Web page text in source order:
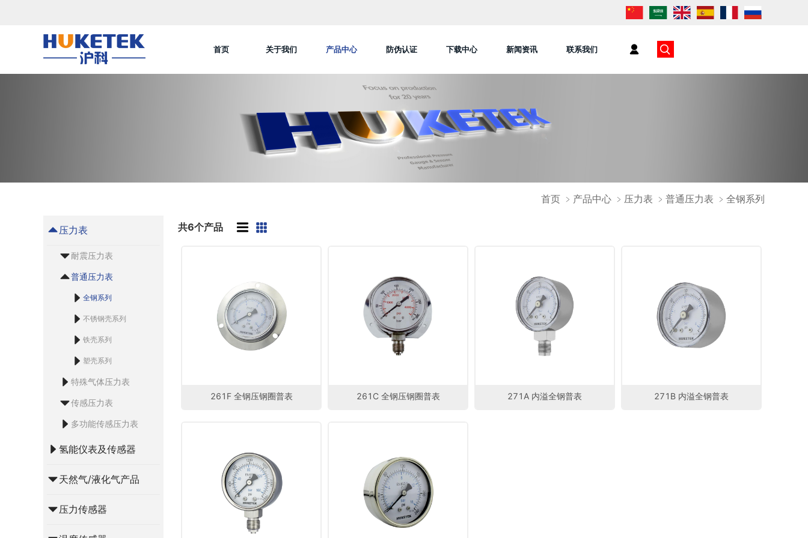
首页 关于我们 产品中心 防伪认证 下载中心 新闻资讯 联系我们
首页 ﹥ 产品中心 ﹥ 压力表 ﹥ 普通压力表 ﹥ 全钢系列
压力表
耐震压力表
普通压力表
全钢系列
不锈钢壳系列
铁壳系列
塑壳系列
特殊气体压力表
传感压力表
多功能传感压力表
氢能仪表及传感器
天然气/液化气产品
压力传感器
共6个产品
261F 全钢压钢圈普表 261C 全钢压钢圈普表 271A 内溢全钢普表 271B 内溢全钢普表